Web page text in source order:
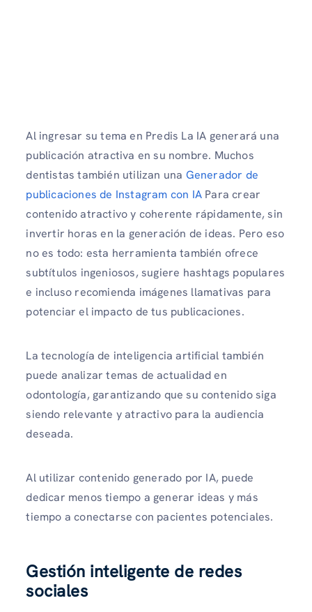
Al ingresar su tema en Predis La IA generará una
publicación atractiva en su nombre. Muchos
dentistas también utilizan una Generador de
publicaciones de Instagram con IA Para crear
contenido atractivo y coherente rápidamente, sin
invertir horas en la generación de ideas. Pero eso
no es todo: esta herramienta también ofrece
subtítulos ingeniosos, sugiere hashtags populares
e incluso recomienda imágenes llamativas para
potenciar el impacto de tus publicaciones.
La tecnología de inteligencia artificial también
puede analizar temas de actualidad en
odontología, garantizando que su contenido siga
siendo relevante y atractivo para la audiencia
deseada.
Al utilizar contenido generado por IA, puede
dedicar menos tiempo a generar ideas y más
tiempo a conectarse con pacientes potenciales.
Gestión inteligente de redes
sociales